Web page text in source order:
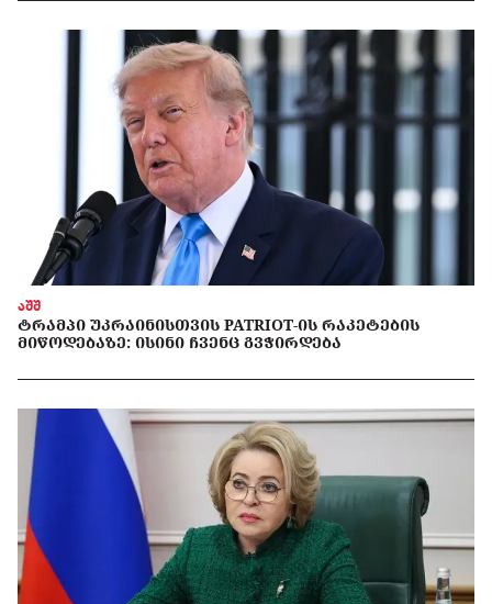
აშშ
ᲢᲠᲐᲛᲞᲘ ᲣᲙᲠᲐᲘᲜᲘᲡᲗᲕᲘᲡ PATRIOT-ᲘᲡ ᲠᲐᲙᲔᲢᲔᲑᲘᲡ
ᲛᲘᲬᲝᲓᲔᲑᲐᲖᲔ: ᲘᲡᲘᲜᲘ ᲩᲕᲔᲜᲪ ᲒᲕᲭᲘᲠᲓᲔᲑᲐ